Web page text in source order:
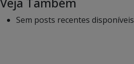
Sem posts recentes